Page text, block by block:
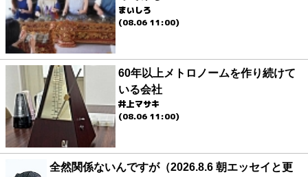
まいしろ
(08.06 11:00)
60年以上メトロノームを作り続けて
いる会社
井上マサキ
(08.06 11:00)
全然関係ないんですが（2026.8.6 朝エッセイと更